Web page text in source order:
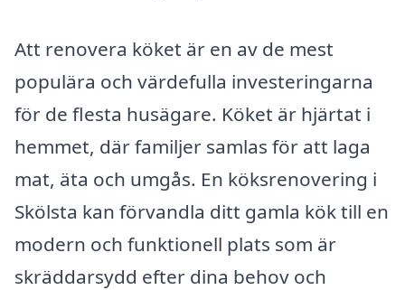
Att renovera köket är en av de mest
populära och värdefulla investeringarna
för de flesta husägare. Köket är hjärtat i
hemmet, där familjer samlas för att laga
mat, äta och umgås. En köksrenovering i
Skölsta kan förvandla ditt gamla kök till en
modern och funktionell plats som är
skräddarsydd efter dina behov och